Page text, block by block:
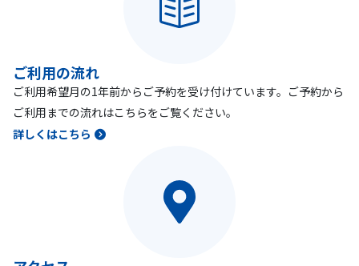
ご利用の流れ
ご利用希望月の1年前からご予約を受け付けています。ご予約から
ご利用までの流れはこちらをご覧ください。
詳しくはこちら